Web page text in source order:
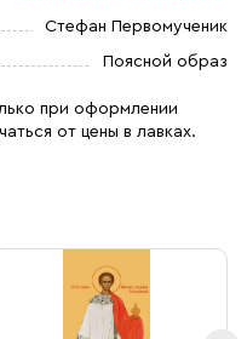
Стефан Первомученик
Поясной образ
при оформлении
от цены в лавках.